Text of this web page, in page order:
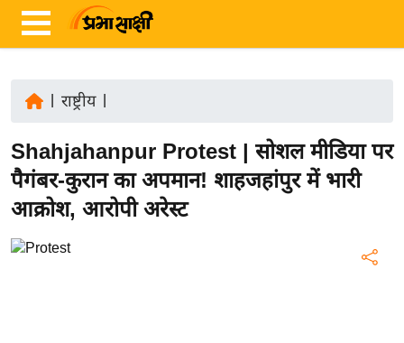
ज़ा
ख
ब
र
रा
राष्ट्रीय|
Shahjahanpur Protest | सोशल मीडिया पर
पैगंबर-कुरान का अपमान! शाहजहांपुर में भारी
आक्रोश, आरोपी अरेस्ट